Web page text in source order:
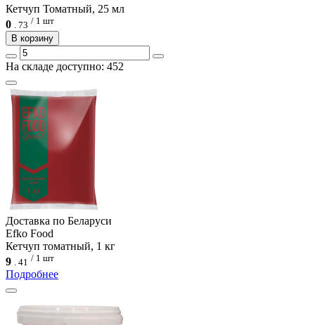
Кетчуп Томатный, 25 мл
0 . 73 / 1 шт
В корзину
На складе доступно: 452
Доcтавка по Беларуси
Efko Food
Кетчуп томатный, 1 кг
9 . 41 / 1 шт
Подробнее